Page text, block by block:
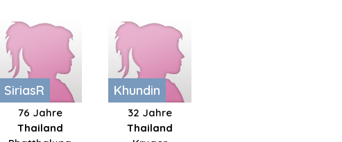
SiriasR
76 Jahre
Thailand
Khundin
32 Jahre
Thailand